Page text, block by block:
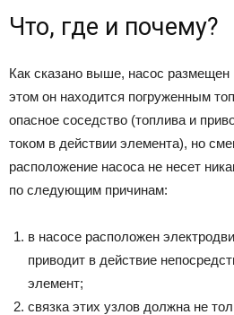
Что, где и почему?
Как сказано выше, насос размещен
этом он находится погруженным
опасное соседство (топлива и
током в действии элемента), но
расположение насоса не несет
по следующим причинам:
в насосе расположен
приводит в действие
элемент;
связка этих узлов должна не